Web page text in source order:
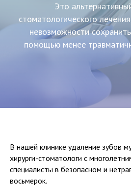
Это
стоматологического
невозможности
помощью менее
В нашей клинике удаление зубов
хирурги-стоматологи с
специалисты в безопасном и
восьмерок.